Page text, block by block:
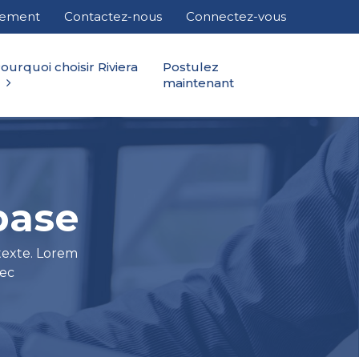
Contactez-nous Connectez-vous
choisir Riviera
Postulez
maintenant
Lorem